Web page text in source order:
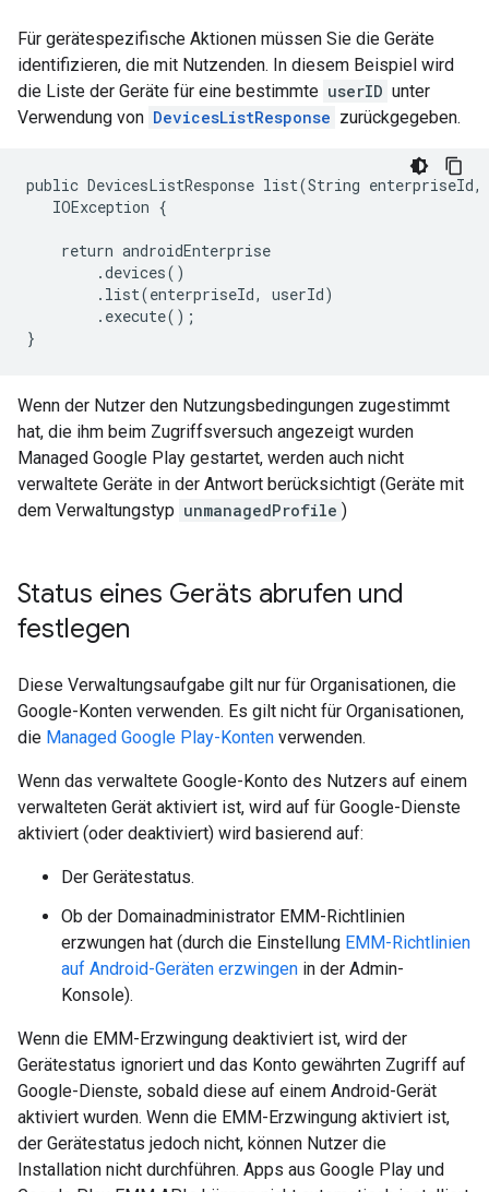
Für gerätespezifische Aktionen müssen Sie die Geräte
identifizieren, die mit Nutzenden. In diesem Beispiel wird
die Liste der Geräte für eine bestimmte userID unter
Verwendung von DevicesListResponse zurückgegeben.
public DevicesListResponse list(String
   IOException {
    return androidEnterprise
        .devices()
        .list(enterpriseId, userId)
        .execute();
}
Wenn der Nutzer den Nutzungsbedingungen zugestimmt
hat, die ihm beim Zugriffsversuch angezeigt wurden
Managed Google Play gestartet, werden auch nicht
verwaltete Geräte in der Antwort berücksichtigt (Geräte mit
dem Verwaltungstyp unmanagedProfile )
Status eines Geräts abrufen und
festlegen
Diese Verwaltungsaufgabe gilt nur für Organisationen, die
Google-Konten verwenden. Es gilt nicht für Organisationen,
die Managed Google Play-Konten verwenden.
Wenn das verwaltete Google-Konto des Nutzers auf einem
verwalteten Gerät aktiviert ist, wird auf für Google-Dienste
aktiviert (oder deaktiviert) wird basierend auf:
Der Gerätestatus.
Ob der Domainadministrator EMM-Richtlinien
erzwungen hat (durch die Einstellung EMM-Richtlinien
auf Android-Geräten erzwingen in der Admin-
Konsole).
Wenn die EMM-Erzwingung deaktiviert ist, wird der
Gerätestatus ignoriert und das Konto gewährten Zugriff auf
Google-Dienste, sobald diese auf einem Android-Gerät
aktiviert wurden. Wenn die EMM-Erzwingung aktiviert ist,
der Gerätestatus jedoch nicht, können Nutzer die
Installation nicht durchführen. Apps aus Google Play und